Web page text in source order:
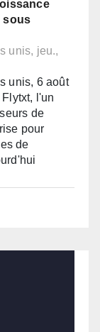
sous
unis, jeu.,
unis, 6 août
l'un
de
pour
de